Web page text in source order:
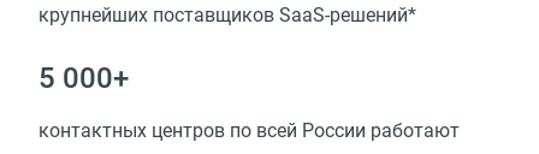
крупнейших поставщиков SaaS-решений*
5 000+
контактных центров по всей России работают